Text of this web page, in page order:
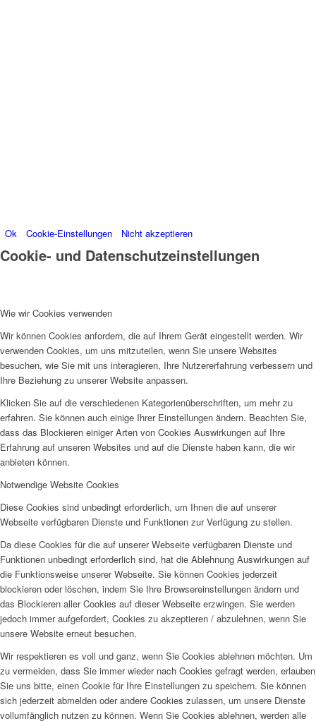
Ok Cookie-Einstellungen Nicht akzeptieren
Cookie- und Datenschutzeinstellungen
Wie wir Cookies verwenden
Wir können Cookies anfordern, die auf Ihrem Gerät eingestellt werden. Wir
verwenden Cookies, um uns mitzuteilen, wenn Sie unsere Websites
besuchen, wie Sie mit uns interagieren, Ihre Nutzererfahrung verbessern und
Ihre Beziehung zu unserer Website anpassen.
Klicken Sie auf die verschiedenen Kategorienüberschriften, um mehr zu
erfahren. Sie können auch einige Ihrer Einstellungen ändern. Beachten Sie,
dass das Blockieren einiger Arten von Cookies Auswirkungen auf Ihre
Erfahrung auf unseren Websites und auf die Dienste haben kann, die wir
anbieten können.
Notwendige Website Cookies
Diese Cookies sind unbedingt erforderlich, um Ihnen die auf unserer
Webseite verfügbaren Dienste und Funktionen zur Verfügung zu stellen.
Da diese Cookies für die auf unserer Webseite verfügbaren Dienste und
Funktionen unbedingt erforderlich sind, hat die Ablehnung Auswirkungen auf
die Funktionsweise unserer Webseite. Sie können Cookies jederzeit
blockieren oder löschen, indem Sie Ihre Browsereinstellungen ändern und
das Blockieren aller Cookies auf dieser Webseite erzwingen. Sie werden
jedoch immer aufgefordert, Cookies zu akzeptieren / abzulehnen, wenn Sie
unsere Website erneut besuchen.
Wir respektieren es voll und ganz, wenn Sie Cookies ablehnen möchten. Um
zu vermeiden, dass Sie immer wieder nach Cookies gefragt werden, erlauben
Sie uns bitte, einen Cookie für Ihre Einstellungen zu speichern. Sie können
sich jederzeit abmelden oder andere Cookies zulassen, um unsere Dienste
vollumfänglich nutzen zu können. Wenn Sie Cookies ablehnen, werden alle